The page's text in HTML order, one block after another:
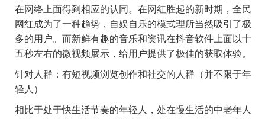
在网络上面得到相应的认同。在网红胜起的新时期，全民
网红成为了一种趋势，自娱自乐的模式理所当然吸引了极
多的用户。而新鲜有趣的音乐和资讯在抖音软件上面以十
五秒左右的微视频展示，给用户提供了极佳的获取体验。
针对人群 ：有短视频浏览创作和社交的人群（并不限于年
轻人）
相比于处于快生活节奏的年轻人，处在慢生活的中老年人